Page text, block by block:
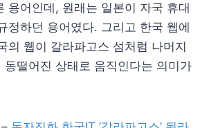
용어인데, 원래는 일본이 자국 휴대
정하던 용어였다. 그리고 한국 웹에
의 웹이 갈라파고스 섬처럼 나머지
동떨어진 상태로 움직인다는 의미가